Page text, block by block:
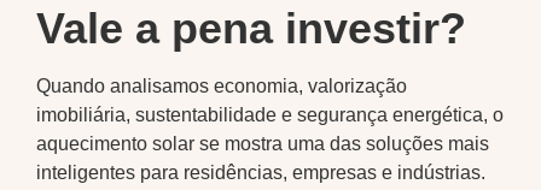
Vale a pena investir?
Quando analisamos economia, valorização
imobiliária, sustentabilidade e segurança energética, o
aquecimento solar se mostra uma das soluções mais
inteligentes para residências, empresas e indústrias.